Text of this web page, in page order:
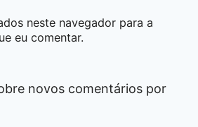
neste navegador para a
eu comentar.
novos comentários por